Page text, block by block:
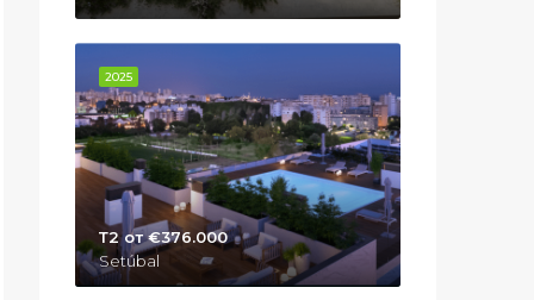
2025
Т2 от €376.000
Setúbal